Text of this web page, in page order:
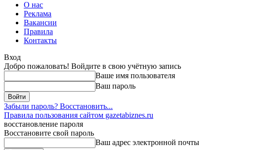
О нас
Реклама
Вакансии
Правила
Контакты
Вход
Добро пожаловать! Войдите в свою учётную запись
Ваше имя пользователя
Ваш пароль
Забыли пароль? Восстановить...
Правила пользования сайтом gazetabiznes.ru
восстановление пароля
Восстановите свой пароль
Ваш адрес электронной почты